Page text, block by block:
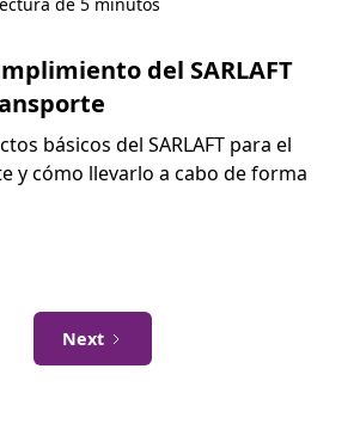
de 5 minutos
del SARLAFT
básicos del SARLAFT para el
y cómo llevarlo a cabo de forma
Next